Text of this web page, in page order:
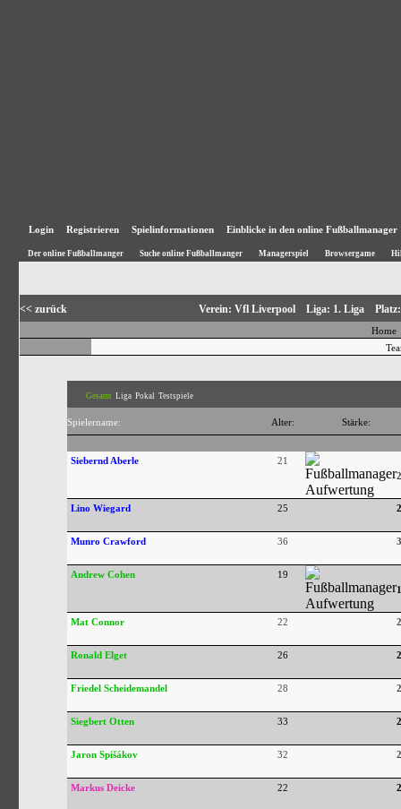
Login Registrieren Spielinformationen Einblicke in den online Fußballmanager
Der online Fußballmanger Suche online Fußballmanger Managerspiel Browsergame
<< zurück Verein: Vfl Liverpool Liga: 1. Liga
Home
Gesamt Liga Pokal Testspiele
Spielername: Alter: Stärke:
Siebernd Aberle
21
Lino Wiegard 25
Munro Crawford 36
Andrew Cohen
19
Mat Connor 22
Ronald Elget 26
Friedel Scheidemandel 28
Siegbert Otten 33
Jaron Spišákov 32
Markus Deicke 22